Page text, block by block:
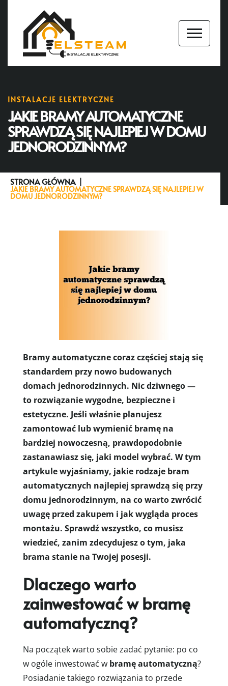
INSTALACJE ELEKTRYCZNE
JAKIE BRAMY AUTOMATYCZNE
SPRAWDZĄ SIĘ NAJLEPIEJ W DOMU
JEDNORODZINNYM?
STRONA GŁÓWNA
JAKIE BRAMY AUTOMATYCZNE SPRAWDZĄ SIĘ NAJLEPIEJ W
DOMU JEDNORODZINNYM?
Bramy automatyczne coraz częściej stają się
standardem przy nowo budowanych
domach jednorodzinnych. Nic dziwnego —
to rozwiązanie wygodne, bezpieczne i
estetyczne. Jeśli właśnie planujesz
zamontować lub wymienić bramę na
bardziej nowoczesną, prawdopodobnie
zastanawiasz się, jaki model wybrać. W tym
artykule wyjaśniamy, jakie rodzaje bram
automatycznych najlepiej sprawdzą się przy
domu jednorodzinnym, na co warto zwrócić
uwagę przed zakupem i jak wygląda proces
montażu. Sprawdź wszystko, co musisz
wiedzieć, zanim zdecydujesz o tym, jaka
brama stanie na Twojej posesji.
Dlaczego warto
zainwestować w bramę
automatyczną?
Na początek warto sobie zadać pytanie: po co
w ogóle inwestować w bramę automatyczną?
Posiadanie takiego rozwiązania to przede